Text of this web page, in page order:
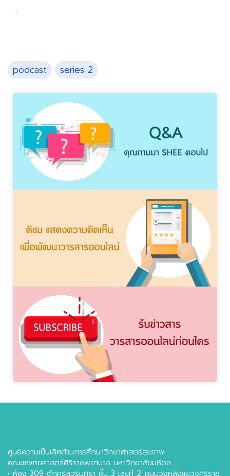
.
podcast series 2
ศูนย์ความเป็นเลิศด้านการศึกษาวิทยาศาสตร์สุขภาพ
คณะแพทยศาสตร์ศิริราชพยาบาล มหาวิทยาลัยมหิดล
• ห้อง 309 ตึกศรีสวรินทิรา ชั้น 3 เลขที่ 2 ถนนวังหลังแขวงศิริราช